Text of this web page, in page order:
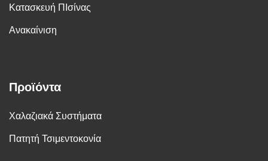
Κατασκευή ΠΙσίνας
Ανακαίνιση
Προϊόντα
Χαλαζιακά Συστήματα
Πατητή Τσιμεντοκονία